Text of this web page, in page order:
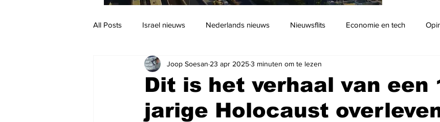
All Posts Israel nieuws Nederlands nieuws Nieuwsflits Economie en tech
Jodendom en cultuur Podcast
Dit is het verhaal van een
jarige Holocaust
Joop Soesan 23 apr 20253 minuten om te lezen